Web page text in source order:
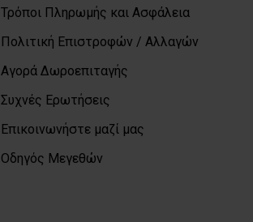
Τρόποι Πληρωμής και Ασφάλεια
Πολιτική Επιστροφών / Αλλαγών
Αγορά Δωροεπιταγής
Συχνές Ερωτήσεις
Επικοινωνήστε μαζί μας
Οδηγός Μεγεθών